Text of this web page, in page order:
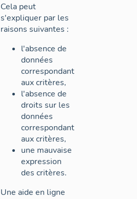
Cela peut
s'expliquer par les
raisons suivantes :
l'absence de
données
correspondant
aux critères,
l'absence de
droits sur les
données
correspondant
aux critères,
une mauvaise
expression
des critères.
Une aide en ligne